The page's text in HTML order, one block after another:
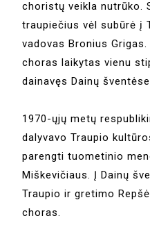
choristų veikla nutrūko.
traupiečius vėl subūrė į
vadovas Bronius
choras laikytas vienu
dainavęs Dainų
1970-ųjų metų
dalyvavo Traupio
parengti tuometinio
Miškevičiaus. Į Dainų
Traupio ir gretimo
choras.